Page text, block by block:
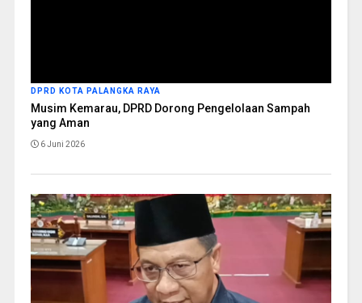
DPRD KOTA PALANGKA RAYA
Musim Kemarau, DPRD Dorong Pengelolaan Sampah
yang Aman
6 Juni 2026